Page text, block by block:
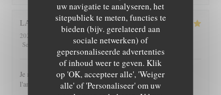
uw navigatie te analyseren, het
sitepubliek te meten, functies te
bieden (bijv. gerelateerd aan
sociale netwerken) of
gepersonaliseerde advertenties
of inhoud weer te geven. Klik
op 'OK, accepteer alle', 'Weiger
alle' of 'Personaliseer' om uw
LAURENCE C
2026-08-04
- 12:30 - Gasten 10
Service
Atmosfeer:5/5 Keuken:5/5 Kwaliteit / Prijs
Je recommande ce restaurant tant pour les plats que pour
l'ambiance chaleureuse et le cadre